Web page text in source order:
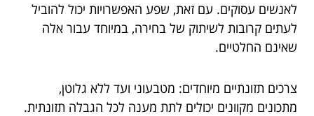
לאנשים עסוקים. עם זאת, שפע האפשרויות יכול להוביל
לעתים קרובות לשיתוק של בחירה, במיוחד עבור אלה
שאינם החלטיים.
צרכים תזונתיים מיוחדים: מטבעוני ועד ללא גלוטן,
מתכונים מקוונים יכולים לתת מענה לכל הגבלה תזונתית.